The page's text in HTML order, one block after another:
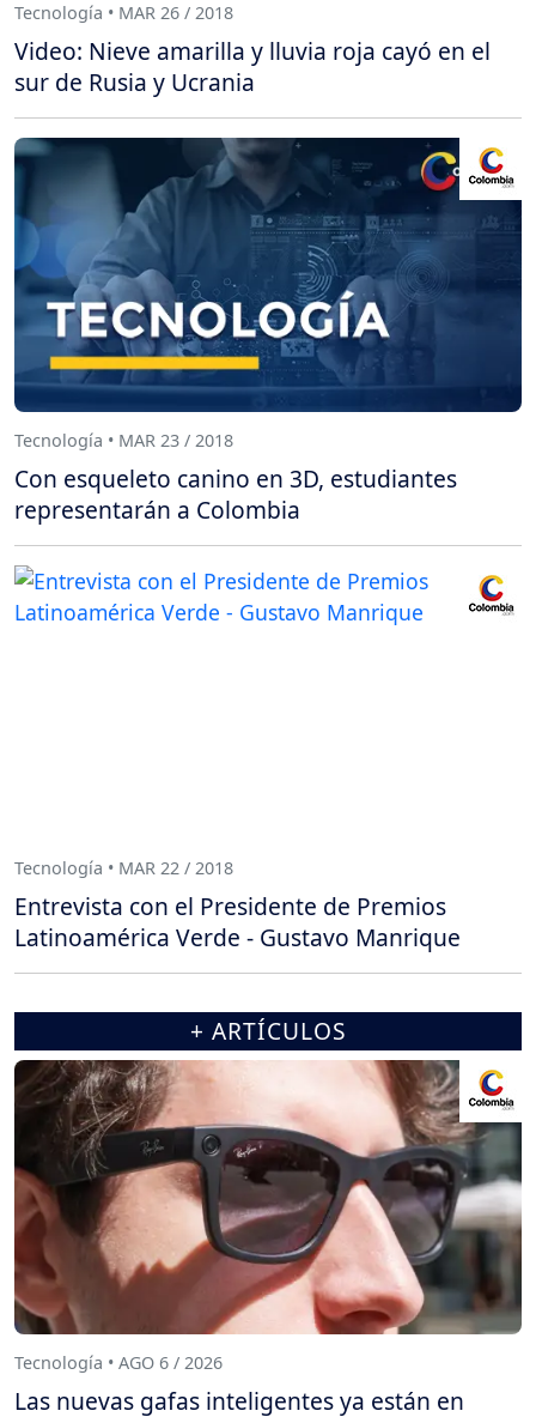
Tecnología • MAR 26 / 2018
Video: Nieve amarilla y lluvia roja cayó en el
sur de Rusia y Ucrania
Tecnología • MAR 23 / 2018
Con esqueleto canino en 3D, estudiantes
representarán a Colombia
Tecnología • MAR 22 / 2018
Entrevista con el Presidente de Premios
Latinoamérica Verde - Gustavo Manrique
+ ARTÍCULOS
Tecnología • AGO 6 / 2026
Las nuevas gafas inteligentes ya están en